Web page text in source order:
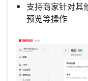
支持商家针对其
预览等操作